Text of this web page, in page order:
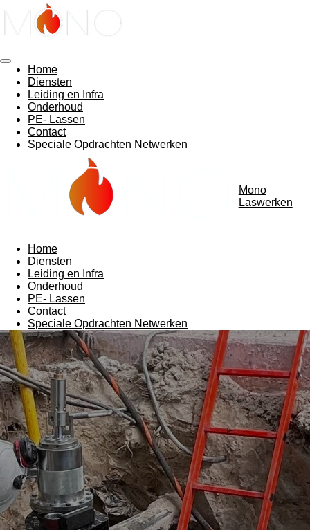
hoofdinhoud
Home
Diensten
Leiding en Infra
Onderhoud
PE- Lassen
Contact
Speciale Opdrachten Netwerken
Mono
Laswerken
Home
Diensten
Leiding en Infra
Onderhoud
PE- Lassen
Contact
Speciale Opdrachten Netwerken